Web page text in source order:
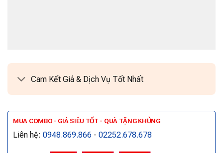
Cam Kết Giá & Dịch Vụ Tốt Nhất
MUA COMBO - GIÁ SIÊU TỐT - QUÀ TẶNG KHỦNG
Liên hệ: 0948.869.866 - 02252.678.678